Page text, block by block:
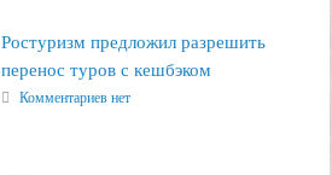
Ростуризм предложил разрешить
перенос туров с кешбэком
Комментариев нет